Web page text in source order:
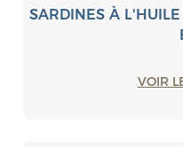
SARDINES À
VOIR